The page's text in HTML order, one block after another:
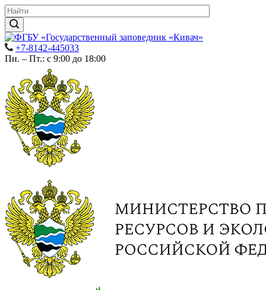
+7-8142-445033
Пн. – Пт.: с 9:00 до 18:00